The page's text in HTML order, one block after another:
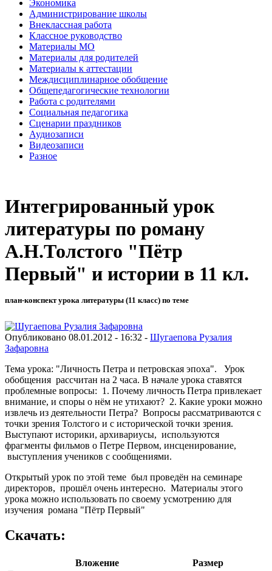
Экономика
Администрирование школы
Внеклассная работа
Классное руководство
Материалы МО
Материалы для родителей
Материалы к аттестации
Междисциплинарное обобщение
Общепедагогические технологии
Работа с родителями
Социальная педагогика
Сценарии праздников
Аудиозаписи
Видеозаписи
Разное
Интегрированный урок
литературы по роману
А.Н.Толстого "Пётр
Первый" и истории в 11 кл.
план-конспект урока литературы (11 класс) по теме
Опубликовано 08.01.2012 - 16:32 - Шугаепова Рузалия
Зафаровна
Тема урока: "Личность Петра и петровская эпоха". Урок
обобщения рассчитан на 2 часа. В начале урока ставятся
проблемные вопросы: 1. Почему личность Петра привлекает
внимание, и споры о нём не утихают? 2. Какие уроки можно
извлечь из деятельности Петра? Вопросы рассматриваются с
точки зрения Толстого и с исторической точки зрения.
Выступают историки, архивариусы, используются
фрагменты фильмов о Петре Первом, инсценирование,
выступления учеников с сообщениями.
Открытый урок по этой теме был проведён на семинаре
директоров, прошёл очень интересно. Материалы этого
урока можно использовать по своему усмотрению для
изучения романа "Пётр Первый"
Скачать:
Вложение
Размер